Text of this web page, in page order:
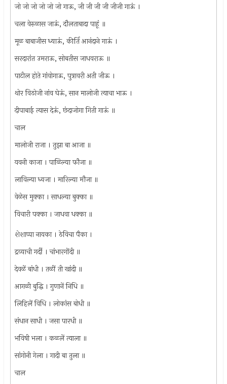
जो जो जो जो जो जो गाऊ, जी जी जी जी जीजी गाऊं ।
चला वेरुळास जाऊं, दौलताबादा पाहूं ॥
मूळ बाबाजीस ध्याऊं, कीर्ति आनंदाने गाऊं ।
सरदारांत उमराऊ, सोबतीस जाधवराऊ ॥
पाटील होते गांवोगाऊ, पुत्रावरी अती जीऊ ।
थोर विठोजी नांव घेऊं, सान मालोजी त्याचा भाऊ ।
दीपाबाई त्यास देऊं, छंदाजोगा गिती गाऊं ॥
चाल
मालोजी राजा । तुझा बा आजा ॥
यवनी काजा । पाळिल्या फौजा ॥
लाविल्या ध्वजा । मारिल्या मौजा ॥
वेळेस मुक्का । साधल्या बुक्का ॥
विचारी पक्का । जाधवा धक्का ॥
शेशाप्पा नायका । ठेविचा पैका ।
द्रव्याची गर्दी । चांभारगोंदी ॥
देवळें बांधी । तळीं ती खांदी ॥
आगळी बुद्धि । गुणानें निधि ॥
लिहिलें विधि । लोकांस बोधी ॥
संधान साधी । जसा पारधी ॥
भविषी भला । कळलें त्याला ॥
सांगोनी गेला । गादी बा तुला ॥
चाल